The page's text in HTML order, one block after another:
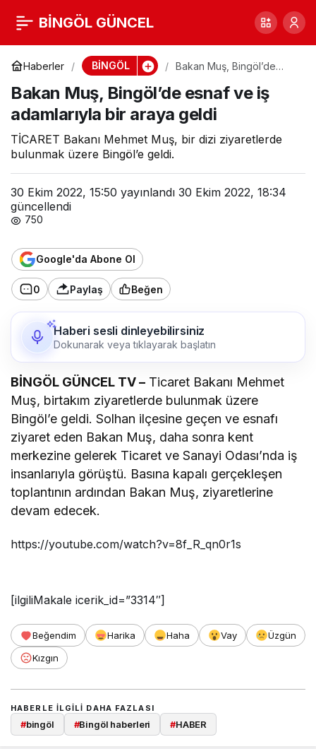
BİNGÖL GÜNCEL
Haberler BİNGÖL
Bakan Muş, Bingöl’de
araya geldi
Bakan Muş, Bingöl’de esnaf ve iş
adamlarıyla bir araya geldi
TİCARET Bakanı Mehmet Muş, bir dizi ziyaretlerde
bulunmak üzere Bingöl’e geldi.
30 Ekim 2022, 15:50 yayınlandı 30 Ekim 2022, 18:34
güncellendi
750
Google'da Abone Ol
0 Paylaş Beğen
Haberi sesli dinleyebilirsiniz
Dokunarak veya tıklayarak başlatın
BİNGÖL GÜNCEL TV – Ticaret Bakanı Mehmet
Muş, birtakım ziyaretlerde bulunmak üzere
Bingöl’e geldi. Solhan ilçesine geçen ve esnafı
ziyaret eden Bakan Muş, daha sonra kent
merkezine gelerek Ticaret ve Sanayi Odası’nda iş
insanlarıyla görüştü. Basına kapalı gerçekleşen
toplantının ardından Bakan Muş, ziyaretlerine
devam edecek.
https://youtube.com/watch?v=8f_R_qn0r1s
[ilgiliMakale icerik_id=”3314″]
Beğendim Harika Haha Vay
Üzgün
Kızgın
Bakan Muş, Bingöl’de
esnaf ve iş adamlarıyla
bir araya geldi
0 Paylaş
HABERLE ILGILI DAHA FAZLASI
#bingöl #Bingöl haberleri #HABER